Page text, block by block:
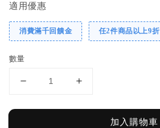
適用優惠
消費滿千回饋金 任2件商品以上9折
數量
加入購物車